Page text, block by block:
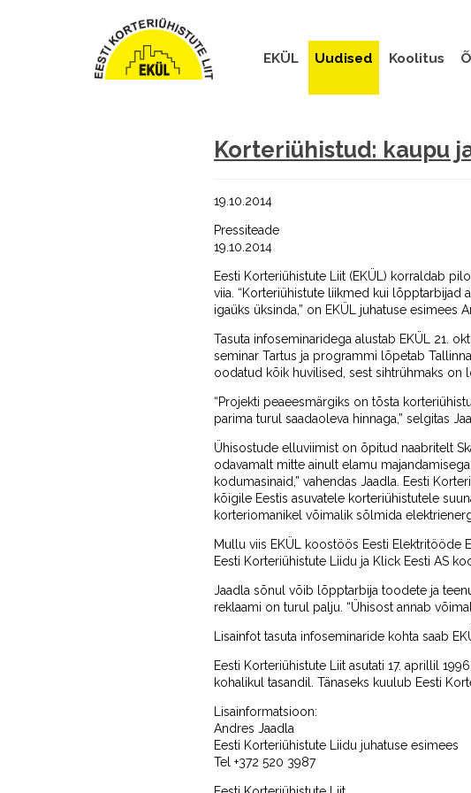
EKÜL Uudised Koolitus
Korteriühistud: kaupu
19.10.2014
Pressiteade
19.10.2014
Eesti Korteriühistute Liit (EKÜL) korraldab
viia. “Korteriühistute liikmed kui lõpptarbijad
igaüks üksinda,” on EKÜL juhatuse esimees
Tasuta infoseminaridega alustab EKÜL 21.
seminar Tartus ja programmi lõpetab
oodatud kõik huvilised, sest sihtrühmaks on
“Projekti peaeesmärgiks on tõsta
parima turul saadaoleva hinnaga,” selgitas
Ühisostude elluviimist on õpitud naabritelt
odavamalt mitte ainult elamu
kodumasinaid,” vahendas Jaadla. Eesti
kõigile Eestis asuvatele korteriühistutele
korteriomanikel võimalik sõlmida
Mullu viis EKÜL koostöös Eesti Elektritööde
Eesti Korteriühistute Liidu ja Klick Eesti AS
Jaadla sõnul võib lõpptarbija toodete ja
reklaami on turul palju. “Ühisost annab
Lisainfot tasuta infoseminaride kohta saab
Eesti Korteriühistute Liit asutati 17. aprillil
kohalikul tasandil. Tänaseks kuulub Eesti
Lisainformatsioon:
Andres Jaadla
Eesti Korteriühistute Liidu juhatuse esimees
Tel +372 520 3987